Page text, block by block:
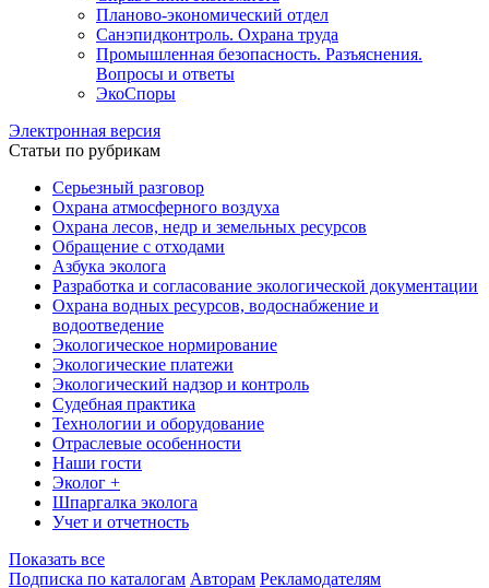
Планово-экономический отдел
Санэпидконтроль. Охрана труда
Промышленная безопасность. Разъяснения.
Вопросы и ответы
ЭкоСпоры
Электронная версия
Статьи по рубрикам
Серьезный разговор
Охрана атмосферного воздуха
Охрана лесов, недр и земельных ресурсов
Обращение с отходами
Азбука эколога
Разработка и согласование экологической документации
Охрана водных ресурсов, водоснабжение и
водоотведение
Экологическое нормирование
Экологические платежи
Экологический надзор и контроль
Судебная практика
Технологии и оборудование
Отраслевые особенности
Наши гости
Эколог +
Шпаргалка эколога
Учет и отчетность
Показать все
Подписка по каталогам Авторам Рекламодателям